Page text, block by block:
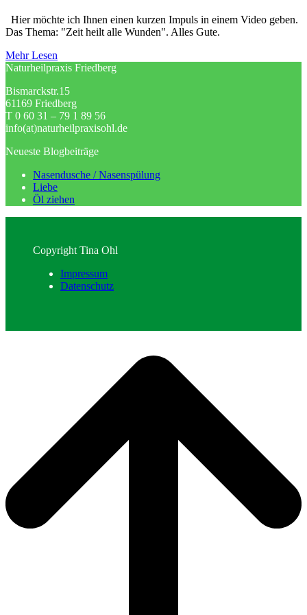
Hier möchte ich Ihnen einen kurzen Impuls in einem Video geben.
Das Thema: "Zeit heilt alle Wunden". Alles Gute.
Mehr Lesen
Naturheilpraxis Friedberg
Bismarckstr.15
61169 Friedberg
T 0 60 31 – 79 1 89 56
info(at)naturheilpraxisohl.de
Neueste Blogbeiträge
Nasendusche / Nasenspülung
Liebe
Öl ziehen
Copyright Tina Ohl
Impressum
Datenschutz